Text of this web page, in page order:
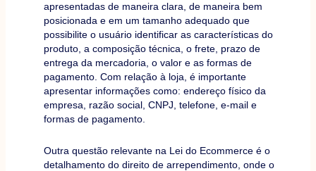
apresentadas de maneira clara, de maneira bem
posicionada e em um tamanho adequado que
possibilite o usuário identificar as características do
produto, a composição técnica, o frete, prazo de
entrega da mercadoria, o valor e as formas de
pagamento. Com relação à loja, é importante
apresentar informações como: endereço físico da
empresa, razão social, CNPJ, telefone, e-mail e
formas de pagamento.
Outra questão relevante na Lei do Ecommerce é o
detalhamento do direito de arrependimento, onde o